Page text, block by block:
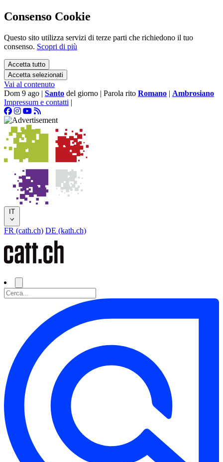
Consenso Cookie
Questo sito utilizza servizi di terze parti che richiedono il tuo
consenso. Scopri di più
Accetta tutto
Accetta selezionati
Vai al contenuto
Dom 9 ago | Santo del giorno | Parola rito Romano | Ambrosiano
Impressum e contatti |
IT
FR (cath.ch) DE (kath.ch)